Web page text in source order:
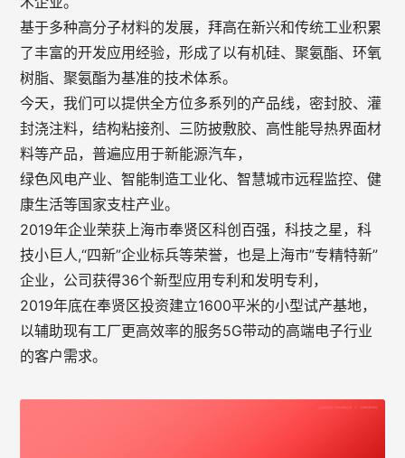
基于多种高分子材料的发展，拜高在新兴和传统工业积累
了丰富的开发应用经验，形成了以有机硅、聚氨酯、环氧
树脂、聚氨酯为基准的技术体系。
今天，我们可以提供全方位多系列的产品线，密封胶、灌
封浇注料，结构粘接剂、三防披敷胶、高性能导热界面材
料等产品，普遍应用于新能源汽车，
绿色风电产业、智能制造工业化、智慧城市远程监控、健
康生活等国家支柱产业。
2019年企业荣获上海市奉贤区科创百强，科技之星，科
技小巨人,“四新”企业标兵等荣誉，也是上海市”专精特新”
企业，公司获得36个新型应用专利和发明专利，
2019年底在奉贤区投资建立1600平米的小型试产基地，
以辅助现有工厂更高效率的服务5G带动的高端电子行业
的客户需求。